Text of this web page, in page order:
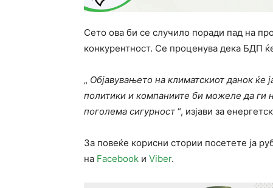
Сето ова би се случило поради пад на
конкурентност. Се проценува дека БДП
„ Објавувањето на климатскиот данок ќе
политики и компаниите би можеле да ги
поголема сигурност “, изјави за
За повеќе корисни стории посетете ја
на Facebook и Viber.